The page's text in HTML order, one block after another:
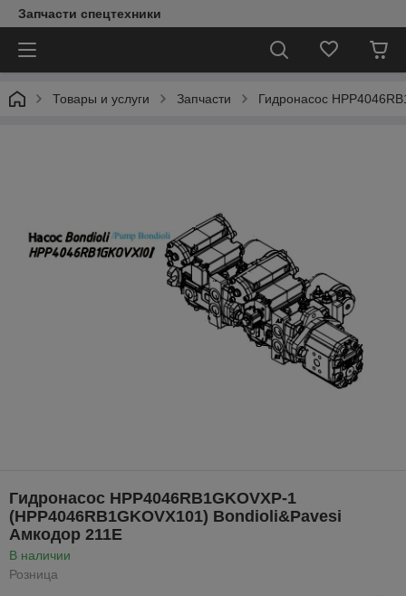
Запчасти спецтехники
Товары и услуги Запчасти Гидронасос
Гидронасос HPP4046RB1GKOVXP-1
(HPP4046RB1GKOVX101) Bondioli&Pavesi
Амкодор 211Е
В наличии
Розница